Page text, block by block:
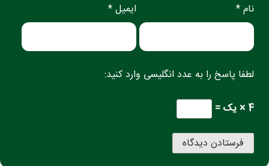
نام * ایمیل *
لطفا پاسخ را به عدد انگلیسی وارد کنید:
4 × یک =